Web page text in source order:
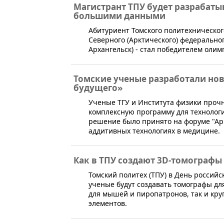
Магистрант ТПУ будет
большими данными
​Абитуриент Томского
Северного (Арктического)
Архангельск) - стал победителем
Томские ученые разработали
будущего»
​Ученые ТГУ и Института физики
комплексную программу для
решение было принято на форуме
аддитивных технологиях в медицине.
Как в ТПУ создают 3D-
Томский политех (ТПУ) в День
ученые будут создавать томографы
для мышей и пиропатронов, так и
элементов.